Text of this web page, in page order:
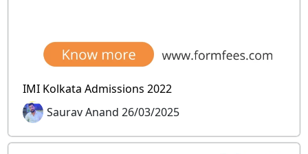
IMI Kolkata Admissions 2022
Saurav Anand 26/03/2025